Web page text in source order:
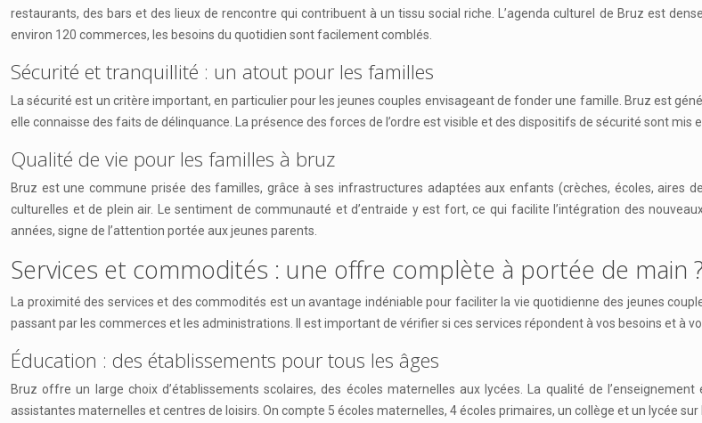
restaurants, des bars et des lieux de rencontre qui contribuent à un tissu social riche. L’agenda culturel de Bruz est
environ 120 commerces, les besoins du quotidien sont facilement comblés.
Sécurité et tranquillité : un atout pour les familles
La sécurité est un critère important, en particulier pour les jeunes couples envisageant de fonder une famille. Bruz est
elle connaisse des faits de délinquance. La présence des forces de l’ordre est visible et des dispositifs de sécurité sont mis
Qualité de vie pour les familles à bruz
Bruz est une commune prisée des familles, grâce à ses infrastructures adaptées aux enfants (crèches, écoles, aires
culturelles et de plein air. Le sentiment de communauté et d’entraide y est fort, ce qui facilite l’intégration des
années, signe de l’attention portée aux jeunes parents.
Services et commodités : une offre complète à portée de main ?
La proximité des services et des commodités est un avantage indéniable pour faciliter la vie quotidienne des jeunes
passant par les commerces et les administrations. Il est important de vérifier si ces services répondent à vos besoins et à
Éducation : des établissements pour tous les âges
Bruz offre un large choix d’établissements scolaires, des écoles maternelles aux lycées. La qualité de
assistantes maternelles et centres de loisirs. On compte 5 écoles maternelles, 4 écoles primaires, un collège et un lycée sur